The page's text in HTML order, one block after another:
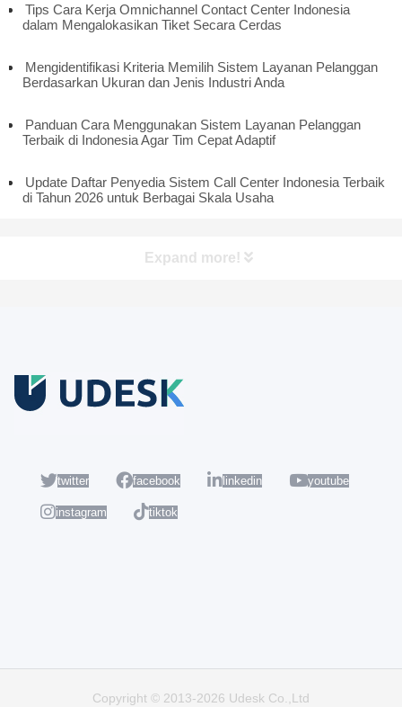
Tips Cara Kerja Omnichannel Contact Center Indonesia
dalam Mengalokasikan Tiket Secara Cerdas
Mengidentifikasi Kriteria Memilih Sistem Layanan Pelanggan
Berdasarkan Ukuran dan Jenis Industri Anda
Panduan Cara Menggunakan Sistem Layanan Pelanggan
Terbaik di Indonesia Agar Tim Cepat Adaptif
Update Daftar Penyedia Sistem Call Center Indonesia Terbaik
di Tahun 2026 untuk Berbagai Skala Usaha
Expand more!
twitter facebook linkedin youtube
instagram tiktok
Copyright © 2013-2026 Udesk Co.,Ltd